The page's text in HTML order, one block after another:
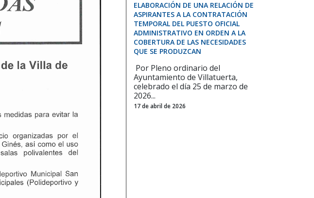
ELABORACIÓN DE UNA RELACIÓN DE
ASPIRANTES A LA CONTRATACIÓN
TEMPORAL DEL PUESTO OFICIAL
ADMINISTRATIVO EN ORDEN A LA
COBERTURA DE LAS NECESIDADES
QUE SE PRODUZCAN
Por Pleno ordinario del
Ayuntamiento de Villatuerta,
celebrado el día 25 de marzo de
2026...
17 de abril de 2026